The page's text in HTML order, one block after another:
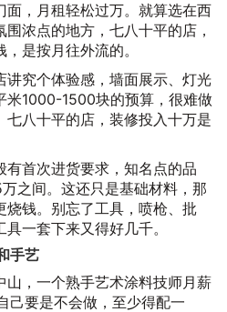
面，月租轻松过万。就算选在西
浓点的地方，七八十平的店，
是按月往外流的。
讲究个体验感，墙面展示、灯光
米1000-1500块的预算，很难做
七八十平的店，装修投入十万是
首次进货要求，知名点的品
之间。这还只是基础材料，那
烧钱。别忘了工具，喷枪、批
一套下来又得好几千。
手艺
山，一个熟手艺术涂料技师月薪
要是不会做，至少得配一